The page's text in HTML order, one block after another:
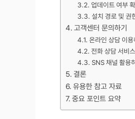
업데이트 여부
설치 경로 및 권
고객센터 문의하기
온라인 상담 이용
전화 상담 서비
SNS 채널 활용
결론
유용한 참고 자료
중요 포인트 요약